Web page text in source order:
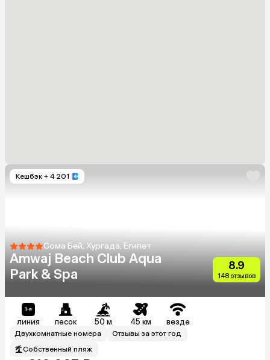
Кешбэк + 4 201
Сома Бей, Хургада, Египет
Amwaj Beach Club Aqua
Park & Spa
8.9
148 отзывов
линия песок 50 м 45 км везде
Двухкомнатные номера
Отзывы за этот год
Собственный пляж